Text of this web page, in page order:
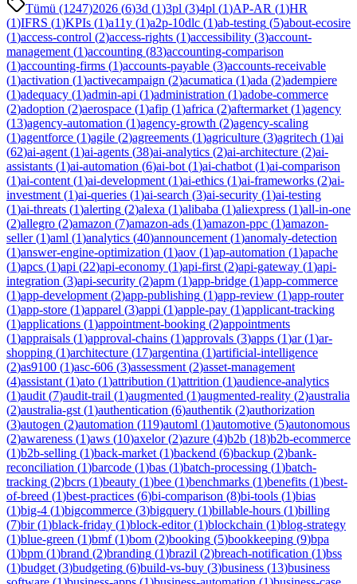
Tümü (1247)2026 (6)3d (1)3pl (3)4pl (1)AP-AR (1)HR
(1)IFRS (1)KPIs (1)a11y (1)a2p-10dlc (1)ab-testing (5)about-ecosire
(1)access-control (2)access-rights (1)accessibility (3)account-
management (1)accounting (83)accounting-comparison
(1)accounting-firms (1)accounts-payable (3)accounts-receivable
(1)activation (1)activecampaign (2)acumatica (1)ada (2)adempiere
(1)adequacy (1)admin-api (1)administration (1)adobe-commerce
(2)adoption (2)aerospace (1)afip (1)africa (2)aftermarket (1)agency
(13)agency-automation (1)agency-growth (2)agency-scaling
(1)agentforce (1)agile (2)agreements (1)agriculture (3)agritech (1)ai
(62)ai-agent (1)ai-agents (38)ai-analytics (2)ai-architecture (2)ai-
assistants (1)ai-automation (6)ai-bot (1)ai-chatbot (1)ai-comparison
(1)ai-content (1)ai-development (1)ai-ethics (1)ai-frameworks (2)ai-
investment (1)ai-queries (1)ai-search (3)ai-security (1)ai-testing
(1)ai-threats (1)alerting (2)alexa (1)alibaba (1)aliexpress (1)all-in-one
(2)allegro (2)amazon (7)amazon-ads (1)amazon-ppc (1)amazon-
seller(1)aml (1)analytics (40)announcement (1)anomaly-detection
(1)answer-engine-optimization (1)aov (1)ap-automation (1)apache
(1)apcs (1)api (22)api-economy (1)api-first (2)api-gateway (1)api-
integration (3)api-security (2)apm (1)app-bridge (1)app-commerce
(1)app-development (2)app-publishing (1)app-review (1)app-router
(1)app-store (1)apparel (3)appi (1)apple-pay (1)applicant-tracking
(1)applications (1)appointment-booking (2)appointments
(1)appraisals (1)approval-chains (1)approvals (3)apps (1)ar(1)ar-
shopping (1)architecture (17)argentina (1)artificial-intelligence
(2)as9100 (1)asc-606 (3)assessment (2)asset-management
(4)assistant (1)ato (1)attribution (1)attrition (1)audience-analytics
(1)audit (7)audit-trail (1)augmented (1)augmented-reality (2)australia
(2)australia-gst (1)authentication (6)authentik (2)authorization
(3)autogen (2)automation (119)automl (1)automotive (5)autonomous
(2)awareness (1)aws (10)axelor(2)azure (4)b2b (18)b2b-ecommerce
(1)b2b-selling (1)back-market (1)backend (6)backup (2)bank-
reconciliation (1)barcode (1)bas (1)batch-processing (1)batch-
tracking (2)bcrs (1)beauty (1)bee (1)benchmarks (1)benefits (1)best-
of-breed (1)best-practices (6)bi-comparison (8)bi-tools (1)bias
(1)big-4 (1)bigcommerce (3)bigquery (1)billable-hours (1)billing
(7)bir(1)black-friday (1)block-editor(1)blockchain (1)blog-strategy
(1)blue-green (1)bmf(1)bom (2)booking (5)bookkeeping (9)bpa
(1)bpm (1)brand (2)branding (1)brazil (2)breach-notification (1)bss
(1)budget (3)budgeting (6)build-vs-buy (3)business (13)business